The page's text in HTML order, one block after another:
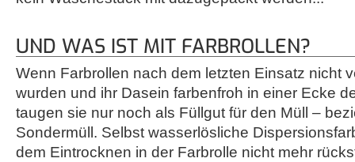
UND WAS IST MIT FARBROLLEN?
Wenn Farbrollen nach dem letzten Einsatz nicht
wurden und ihr Dasein farbenfroh in einer Ecke
taugen sie nur noch als Füllgut für den Müll –
Sondermüll. Selbst wasserlösliche
dem Eintrocknen in der Farbrolle nicht mehr